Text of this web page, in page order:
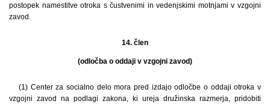
postopek namestitve otroka s čustvenimi in vedenjskimi motnjami v vzgojni
zavod.
14. člen
(odločba o oddaji v vzgojni zavod)
(1) Center za socialno delo mora pred izdajo odločbe o oddaji otroka v
vzgojni zavod na podlagi zakona, ki ureja družinska razmerja, pridobiti